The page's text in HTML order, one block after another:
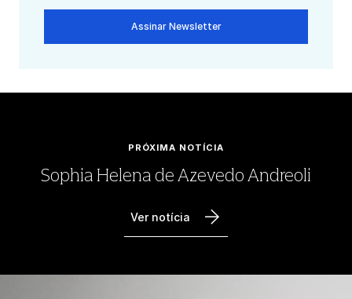
Assinar Newsletter
PRÓXIMA NOTÍCIA
Sophia Helena de Azevedo Andreoli
Ver notícia